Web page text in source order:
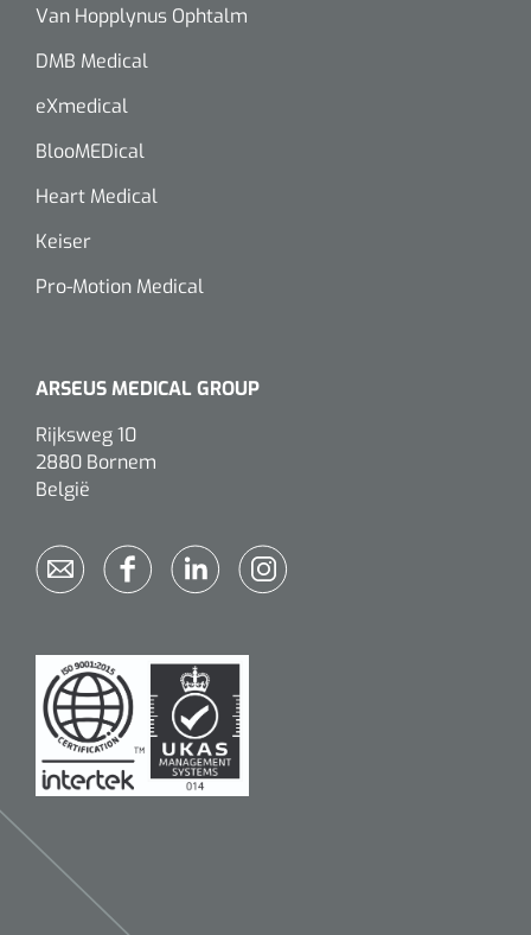
Van Hopplynus Ophtalm
DMB Medical
eXmedical
BlooMEDical
Heart Medical
Keiser
Pro-Motion Medical
ARSEUS MEDICAL GROUP
Rijksweg 10
2880 Bornem
België